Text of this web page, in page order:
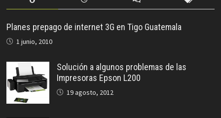
Planes prepago de internet 3G en Tigo Guatemala
1 junio, 2010
Solución a algunos problemas de las
Impresoras Epson L200
19 agosto, 2012